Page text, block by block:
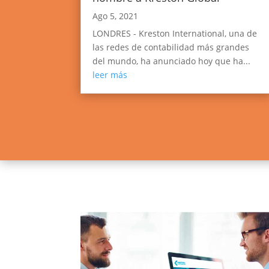
Ago 5, 2021
LONDRES - Kreston International, una de
las redes de contabilidad más grandes
del mundo, ha anunciado hoy que ha...
leer más